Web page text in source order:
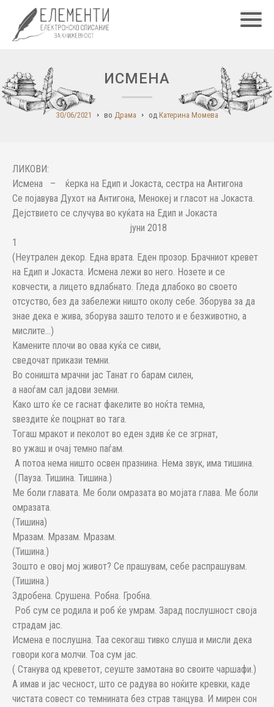
ИСМЕНА
30/06/2021 во Драма од Катерина Момева
ЛИКОВИ:
Исмена – ќерка на Едип и Јокаста, сестра на Антигона
Се појавува Духот на Антигонa, Менокеј и гласот на Јокаста.
Дејствието се случува во куќата на Едип и Јокаста
јуни 2018
1
(Неутрален декор. Една врата. Еден прозор. Брачниот кревет
на Едип и Јокаста. Исмена лежи во него. Нозете и се
ковчести, а лицето вдлабнато. Гледа длабоко во своето
отсуство, без да забележи ништо околу себе. Зборува за да
знае дека е жива, зборува зашто телото и е безживотно, а
мислите…)
Камените плочи во оваа куќа се сиви,
сведочат прикази темни.
Во соништа мрачни јас Танат го барам силен,
а наоѓам сал јадови земни.
Како што ќе се гаснат факелите во ноќта темна,
ѕвездите ќе поцрнат во тага.
Тогаш мракот и пеколот во еден здив ќе се згрнат,
во ужаш и очај темно паѓам.
А потоа нема ништо освен празнина. Нема звук, има тишина.
(Пауза. Тишина. Тишина.)
Ме боли главата. Ме боли омразата во мојата глава. Ме боли
омразата.
(Тишина)
Мразам. Мразам. Мразам.
(Тишина.)
Зошто е овој мој живот? Се прашувам, себе распрашувам.
(Тишина.)
Здробена. Срушена. Робна. Гробна.
Роб сум се родила и роб ќе умрам. Зарад послушност своја
страдам јас.
Исмена е послушна. Таа секогаш тивко слуша и мисли дека
говори кога молчи. Тоа сум јас.
( Станува од креветот, сеуште замотана во своите чаршафи.)
А имав и јас чесност, што се радува во ноќите кревки, каде
чистата совест со темнината без страв танцува. И мирен сон